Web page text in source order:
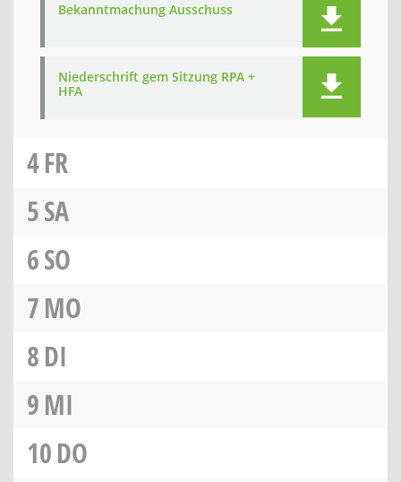
Bekanntmachung Ausschuss
Niederschrift gem Sitzung RPA +
HFA
4FR
5SA
6SO
7MO
8DI
9MI
10DO